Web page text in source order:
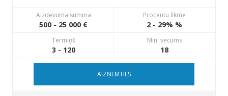
Aizdevuma summa
500 - 25 000 €
Procentu likme
2 - 29% %
Termiņš
3 - 120
Min. vecums
18
AIZŅEMTIES